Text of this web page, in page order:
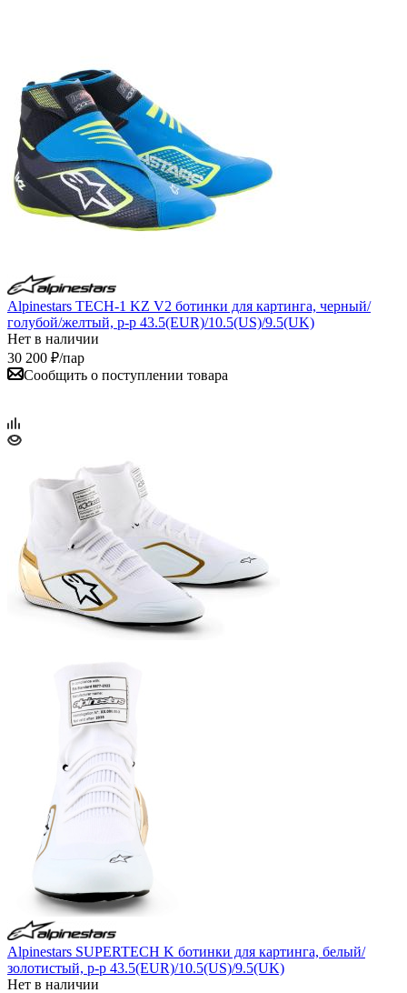
Alpinestars TECH-1 KZ V2 ботинки для картинга, черный/
голубой/желтый, р-р 43.5(EUR)/10.5(US)/9.5(UK)
Нет в наличии
30 200 ₽/пар
Сообщить о поступлении товара
Alpinestars SUPERTECH K ботинки для картинга, белый/
золотистый, р-р 43.5(EUR)/10.5(US)/9.5(UK)
Нет в наличии